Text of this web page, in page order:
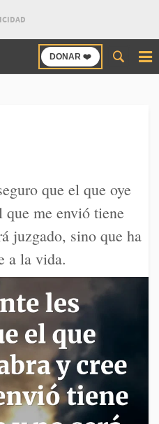
DONAR ❤️
que el que oye
me envió tiene
juzgado, sino que ha
a la vida.